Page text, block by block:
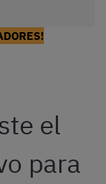
el
para